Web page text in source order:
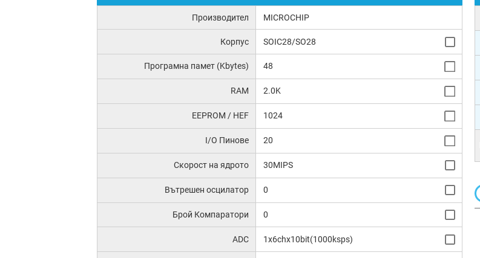
Производител MICROCHIP
Корпус SOIC28/SO28
Програмна памет (Kbytes) 48
RAM 2.0K
EEPROM / HEF 1024
I/O Пинове 20
Скорост на ядрото 30MIPS
Вътрешен осцилатор 0
Брой Компаратори 0
ADC 1x6chx10bit(1000ksps)